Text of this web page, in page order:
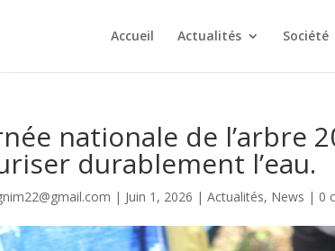
Accueil Actualités Société
nationale de l’arbre
durablement l’eau.
| Juin 1, 2026 |Actualités, News | 0